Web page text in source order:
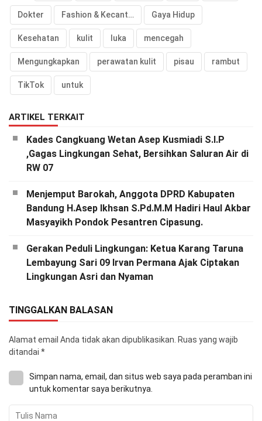
Dokter Fashion & Kecantikan Gaya Hidup
Kesehatan kulit luka mencegah
Mengungkapkan perawatan kulit pisau rambut
TikTok untuk
ARTIKEL TERKAIT
Kades Cangkuang Wetan Asep Kusmiadi S.I.P
,Gagas Lingkungan Sehat, Bersihkan Saluran Air di
RW 07
Menjemput Barokah, Anggota DPRD Kabupaten
Bandung H.Asep Ikhsan S.Pd.M.M Hadiri Haul Akbar
Masyayikh Pondok Pesantren Cipasung.
Gerakan Peduli Lingkungan: Ketua Karang Taruna
Lembayung Sari 09 Irvan Permana Ajak Ciptakan
Lingkungan Asri dan Nyaman
TINGGALKAN BALASAN
Alamat email Anda tidak akan dipublikasikan. Ruas yang wajib
ditandai *
Simpan nama, email, dan situs web saya pada peramban ini
untuk komentar saya berikutnya.